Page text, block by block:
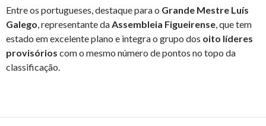
Entre os portugueses, destaque para o Grande Mestre Luís
Galego, representante daAssembleia Figueirense, que tem
estado em excelente plano e integra o grupo dos oito líderes
provisórios com o mesmo número de pontos no topo da
classificação.